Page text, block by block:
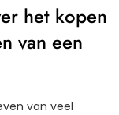
het kopen
van een
van veel